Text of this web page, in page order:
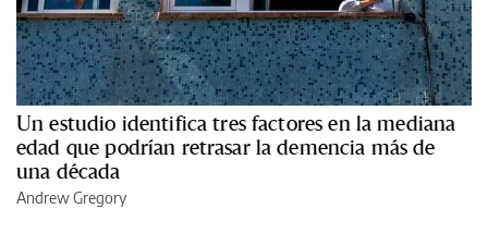
Un estudio identifica tres factores en la mediana
edad que podrían retrasar la demencia más de
una década
Andrew Gregory